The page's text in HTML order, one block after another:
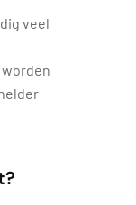
veel
worden